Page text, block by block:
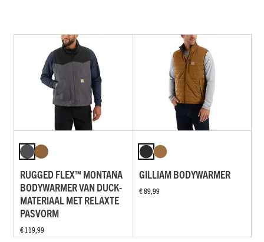
RUGGED FLEX™ MONTANA
BODYWARMER VAN DUCK-
MATERIAAL MET RELAXTE
PASVORM
€ 119,99
GILLIAM BODYWARMER
€ 89,99